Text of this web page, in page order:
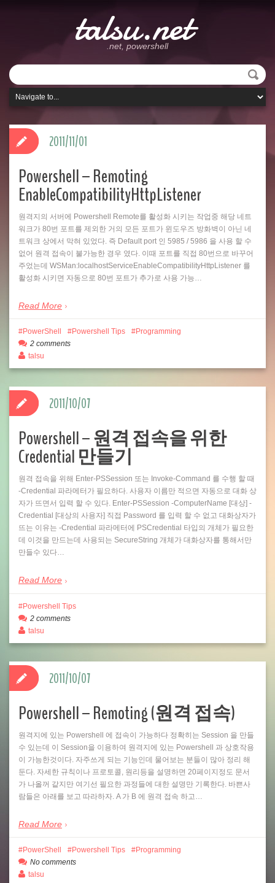
talsu.net
.net, powershell
Powershell – Remoting
EnableCompatibilityHttpListener
원격지의 서버에 Powershell Remote를 활성화 시키는 작업중 해당 네트
워크가 80번 포트를 제외한 거의 모든 포트가 윈도우즈 방화벽이 아닌 네
트워크 상에서 막혀 있었다. 즉 Default port 인 5985 / 5986 을 사용 할 수
없어 원격 접속이 불가능한 경우 였다. 이때 포트를 직접 80번으로 바꾸어
주었는데 WSMan:localhostServiceEnableCompatibilityHttpListener 를
활성화 시키면 자동으로 80번 포트가 추가로 사용 가능…
Read More
2011/11/01
PowerShell Powershell Tips
Programming
2 comments
talsu
Powershell – 원격 접속을 위한
Credential 만들기
원격 접속을 위해 Enter-PSSession 또는 Invoke-Command 를 수행 할 때
-Credential 파라메터가 필요하다. 사용자 이름만 적으면 자동으로 대화 상
자가 뜨면서 입력 할 수 있다. Enter-PSSession -ComputerName [대상] -
Credential [대상의 사용자] 직접 Password 를 입력 할 수 없고 대화상자가
뜨는 이유는 -Credential 파라메터에 PSCredential 타입의 개체가 필요한
데 이것을 만드는데 사용되는 SecureString 개체가 대화상자를 통해서만
만들수 있다…
Read More
2011/10/07
Powershell Tips
2 comments
talsu
Powershell – Remoting (원격 접속)
원격지에 있는 Powershell 에 접속이 가능하다 정확히는 Session 을 만들
수 있는데 이 Session을 이용하여 원격지에 있는 Powershell 과 상호작용
이 가능한것이다. 자주쓰게 되는 기능인데 물어보는 분들이 많아 정리 해
둔다. 자세한 규칙이나 프로토콜, 원리등을 설명하면 20페이지정도 문서
가 나올꺼 같지만 여기선 필요한 과정들에 대한 설명만 기록한다. 바쁜사
람들은 아래를 보고 따라하자. A 가 B 에 원격 접속 하고…
Read More
2011/10/07
PowerShell Powershell Tips
Programming
No comments
talsu